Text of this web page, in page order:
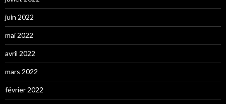
juin 2022
mai 2022
avril 2022
mars 2022
février 2022